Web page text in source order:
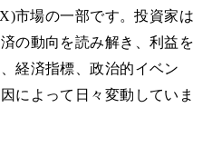
市場の一部です。投資家は
の動向を読み解き、利益を
経済指標、政治的イベン
によって日々変動していま